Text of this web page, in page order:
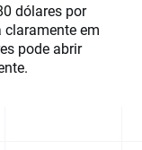
dólares por
em
pode abrir